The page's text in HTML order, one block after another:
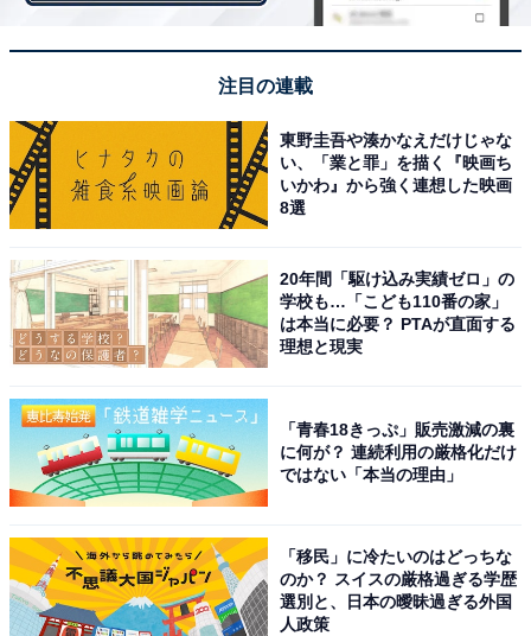
注目の連載
東野圭吾や湊かなえだけじゃな
い、「業と罪」を描く『映画ち
いかわ』から強く連想した映画
8選
20年間「駆け込み実績ゼロ」の
学校も…「こども110番の家」
は本当に必要？ PTAが直面する
理想と現実
「青春18きっぷ」販売激減の裏
に何が？ 連続利用の厳格化だけ
ではない「本当の理由」
「移民」に冷たいのはどっちな
のか？ スイスの厳格過ぎる学歴
選別と、日本の曖昧過ぎる外国
人政策